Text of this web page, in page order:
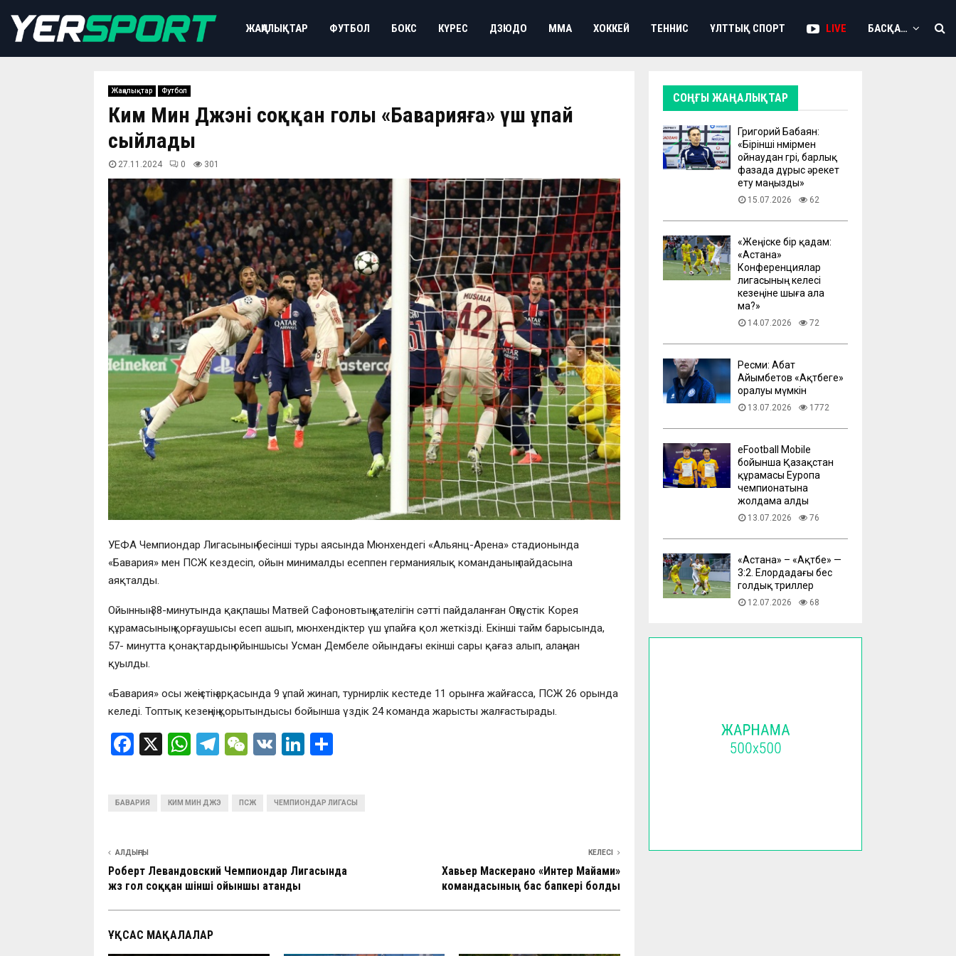
ЖАҢАЛЫҚТАР ФУТБОЛ БОКС КҮРЕС ДЗЮДО ММА ХОККЕЙ ТЕННИС ҰЛТТЫҚ СПОРТ LIVE БАСҚА…
Жаңалықтар Футбол
Ким Мин Джэнің соққан голы «Баварияға» үш ұпай
сыйлады
27.11.2024 0 301
УЕФА Чемпиондар Лигасының бесінші туры аясында Мюнхендегі «Альянц-Арена» стадионында
«Бавария» мен ПСЖ кездесіп, ойын минималды есеппен германиялық команданың пайдасына
аяқталды.
Ойынның 38-минутында қақпашы Матвей Сафоновтың қателігін сәтті пайдаланған Оңтүстік Корея
құрамасының қорғаушысы есеп ашып, мюнхендіктер үш ұпайға қол жеткізді. Екінші тайм барысында,
57- минутта қонақтардың ойыншысы Усман Дембеле ойындағы екінші сары қағаз алып, алаңнан
қуылды.
«Бавария» осы жеңістің арқасында 9 ұпай жинап, турнирлік кестеде 11 орынға жайғасса, ПСЖ 26 орында
келеді. Топтық кезеңнің қорытындысы бойынша үздік 24 команда жарысты жалғастырады.
F
b
o
k
X
W
s
p
T
gr
W
h
V
Li
dI р
и
ть
БАВАРИЯ КИМ МИН ДЖЭ ПСЖ ЧЕМПИОНДАР ЛИГАСЫ
АЛДЫҢҒЫ
Роберт Левандовский Чемпиондар Лигасында
жүз гол соққан үшінші ойыншы атанды
КЕЛЕСІ
Хавьер Маскерано «Интер Майами»
командасының бас бапкері болды
ҰҚСАС МАҚАЛАЛАР
СОҢҒЫ ЖАҢАЛЫҚТАР
Григорий Бабаян:
«Бірінші нөмірмен
ойнаудан гөрі, барлық
фазада дұрыс әрекет
ету маңызды»
15.07.2026 62
«Жеңіске бір қадам:
«Астана»
Конференциялар
лигасының келесі
кезеңіне шыға ала
ма?»
14.07.2026 72
Ресми: Абат
Айымбетов «Ақтөбеге»
оралуы мүмкін
13.07.2026 1772
eFootball Mobile
бойынша Қазақстан
құрамасы Еуропа
чемпионатына
жолдама алды
13.07.2026 76
​«Астана» – «Ақтөбе» —
3:2. Елордадағы бес
голдық триллер
12.07.2026 68